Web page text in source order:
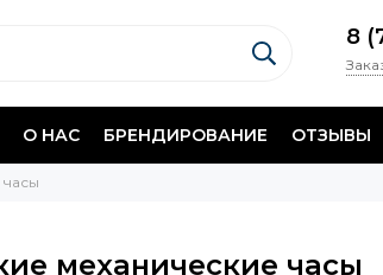
8
О НАС БРЕНДИРОВАНИЕ ОТЗЫВЫ
механические часы